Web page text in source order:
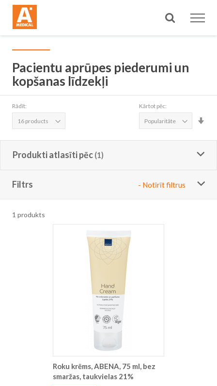
Meklēt
Pacientu aprūpes piederumi un
kopšanas līdzekļi
Rādīt: Kārtot pēc:
Produkti atlasīti pēc
Filtrs - Notīrīt filtrus
1 produkts
Roku krēms, ABENA, 75 ml, bez
smaržas, taukvielas 21%